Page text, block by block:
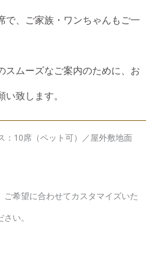
で、ご家族・ワンちゃんもご一
スムーズなご案内のために、お
致します。
：10席（ペット可）／屋外敷地面
希望に合わせてカスタマイズいた
い。